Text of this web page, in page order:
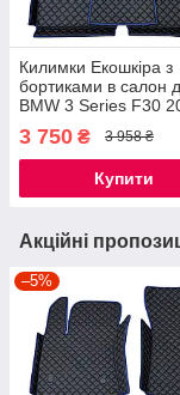
Килимки Екошкіра з
бортиками в салон
BMW 3 Series F30
2019 / БМВ Ф30
3 750 ₴ 3 958 ₴
Купити
Акційні
–5%